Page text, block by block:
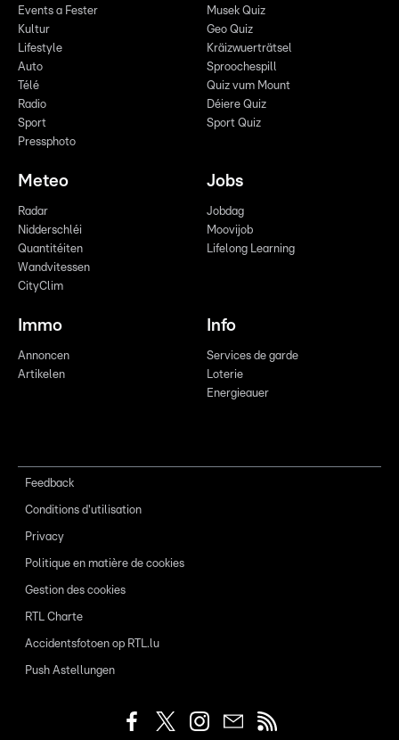
Events a Fester
Kultur
Lifestyle
Auto
Télé
Radio
Sport
Pressphoto
Musek Quiz
Geo Quiz
Kräizwuerträtsel
Sproochespill
Quiz vum Mount
Déiere Quiz
Sport Quiz
Meteo
Radar
Nidderschléi
Quantitéiten
Wandvitessen
CityClim
Jobs
Jobdag
Moovijob
Lifelong Learning
Immo
Annoncen
Artikelen
Info
Services de garde
Loterie
Energieauer
Feedback
Conditions d'utilisation
Privacy
Politique en matière de cookies
Gestion des cookies
RTL Charte
Accidentsfotoen op RTL.lu
Push Astellungen